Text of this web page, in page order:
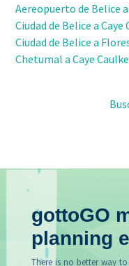
Aereopuerto de Belice
Ciudad de Belice a Caye
Ciudad de Belice a
Chetumal a Caye
gottoGO
planning
There is no better way